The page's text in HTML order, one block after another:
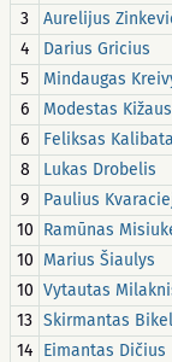
3
Aurelijus
4
Darius Gricius
5
Mindaugas
6
Modestas
6
Feliksas
8
Lukas Drobelis
9
Paulius
10 Ramūnas
10 Marius Šiaulys
10 Vytautas
13 Skirmantas
14 Eimantas Dičius